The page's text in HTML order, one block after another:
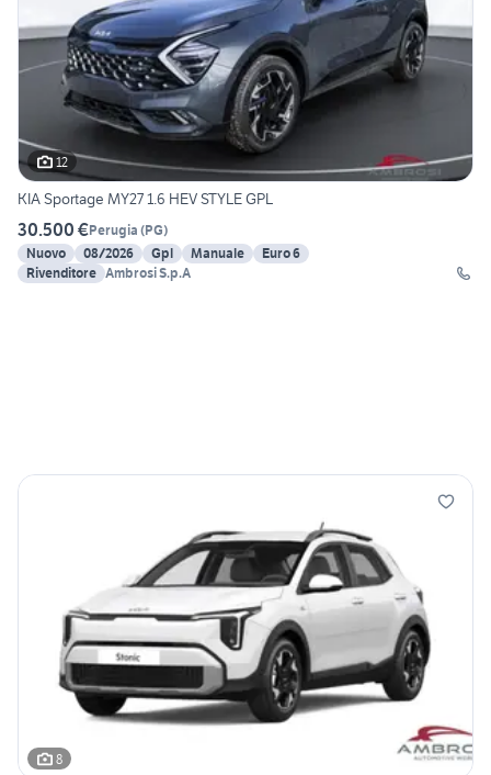
12
KIA Sportage MY27 1.6 HEV STYLE GPL
30.500 €Perugia (PG)
Nuovo
08/2026 Gpl Manuale
Euro 6
Rivenditore Ambrosi S.p.A
8